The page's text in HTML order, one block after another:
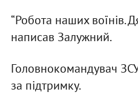
“Робота наших воїнів.
написав Залужний.
Головнокомандувач
за підтримку.